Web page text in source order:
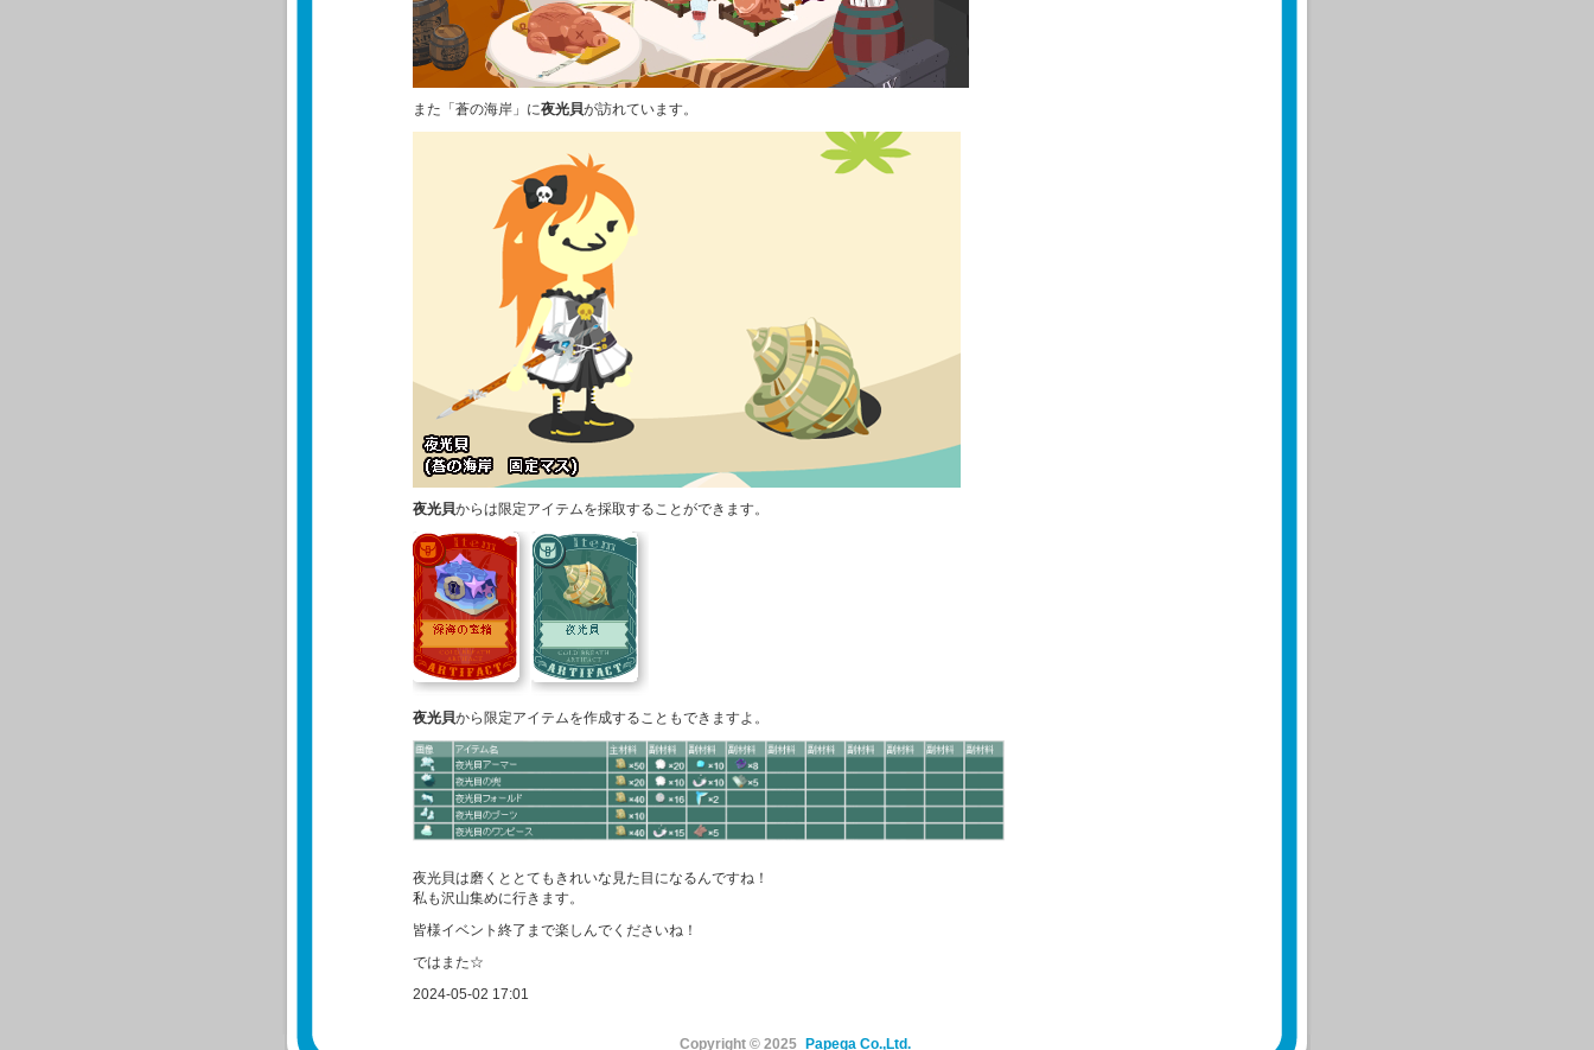
また「蒼の海岸」に夜光貝が訪れています。
夜光貝からは限定アイテムを採取することができます。
夜光貝から限定アイテムを作成することもできますよ。
夜光貝は磨くととてもきれいな見た目になるんですね！
私も沢山集めに行きます。
皆様イベント終了まで楽しんでくださいね！
ではまた☆
2024-05-02 17:01
Copyright © 2025 Papega Co.,Ltd.